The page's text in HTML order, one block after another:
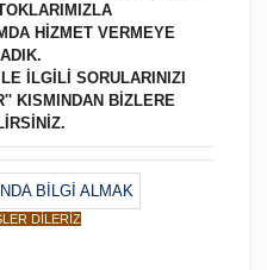
HİZMET VERMEYE
İLGİLİ SORULARINIZI
KISMINDAN BİZLERE
DİLERİZ